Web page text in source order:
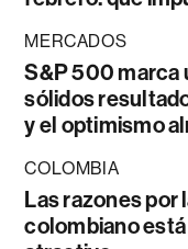
MERCADOS
S&P 500 marca
sólidos
y el optimismo
COLOMBIA
Las razones por
colombiano